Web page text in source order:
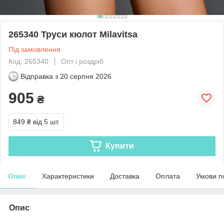
265340 Труси кюлот Milavitsa
Під замовлення
Код: 265340
Опт і роздріб
Відправка з 20 серпня 2026
905 ₴
849 ₴ від 5 шт.
Купити
Опис Характеристики Доставка Оплата Умови
Опис